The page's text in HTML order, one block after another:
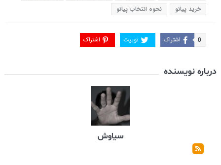
خرید پیانو
نحوه انتخاب پیانو
اشتراک 0 توییت اشتراک
درباره نویسنده
سیاوش